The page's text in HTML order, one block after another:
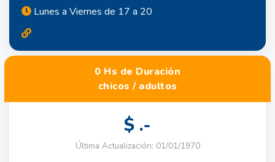
Lunes a Viernes de 17 a 20
0 Hs de Duración
chicos / adultos
$ .-
Última Actualización: 01/01/1970